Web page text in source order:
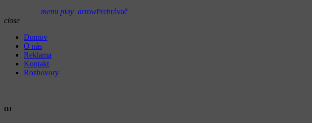
menu play_arrowPrehrávač
close
Domov
O nás
Reklama
Kontakt
Rozhovory
DJ